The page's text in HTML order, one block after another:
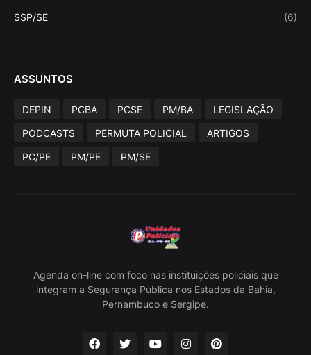
SSP/SE (6)
ASSUNTOS
DEPIN PCBA PCSE PM/BA
LEGISLAÇÃO
PODCASTS
PERMUTA POLICIAL
ARTIGOS
PC/PE
PM/PE PM/SE
Agenda on-line com foco nas instituições policiais que
integram a Segurança Pública nos Estados da Bahia,
Pernambuco e Sergipe.